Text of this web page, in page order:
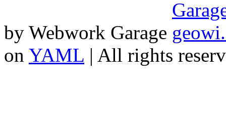
by Webwork Garage
on YAML | All rights